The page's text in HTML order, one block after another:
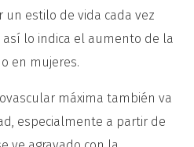
estilo de vida cada vez
lo indica el aumento de la
en mujeres.
máxima también va
especialmente a partir de